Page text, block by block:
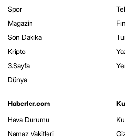
Spor
Magazin
Son Dakika
Kripto
3.Sayfa
Dünya
Haberler.com
Hava Durumu
Namaz Vakitleri